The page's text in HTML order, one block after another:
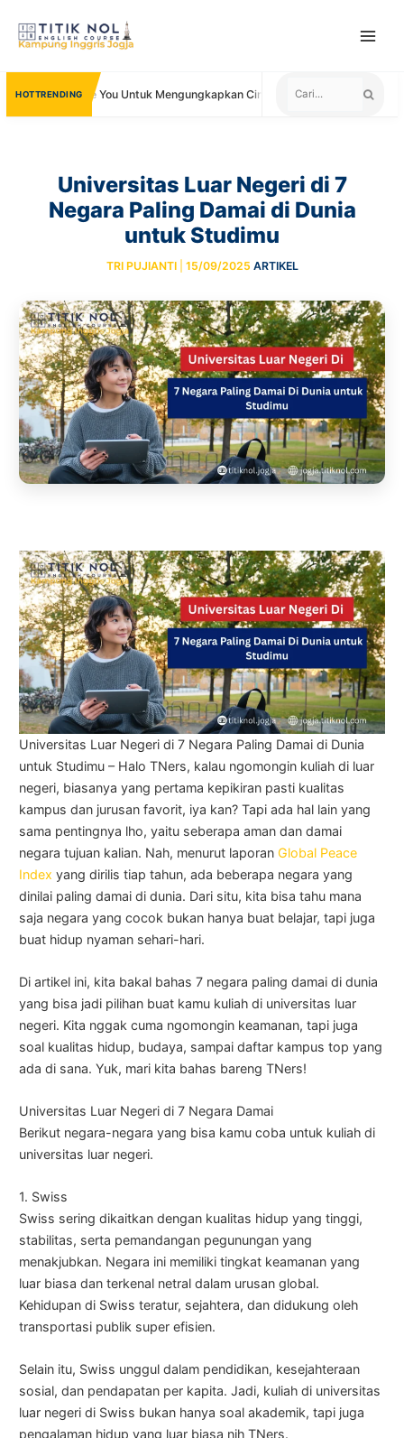
content
TRENDING
I Love You Untuk Mengungkapkan Cinta Negara yang
Universitas Luar Negeri di 7
Negara Paling Damai di Dunia
untuk Studimu
TRI PUJIANTI| 15/09/2025 ARTIKEL
Universitas Luar Negeri di 7 Negara Paling Damai di Dunia
untuk Studimu – Halo TNers, kalau ngomongin kuliah di luar
negeri, biasanya yang pertama kepikiran pasti kualitas
kampus dan jurusan favorit, iya kan? Tapi ada hal lain yang
sama pentingnya lho, yaitu seberapa aman dan damai
negara tujuan kalian. Nah, menurut laporanGlobal Peace
Index yang dirilis tiap tahun, ada beberapa negara yang
dinilai paling damai di dunia. Dari situ, kita bisa tahu mana
saja negara yang cocok bukan hanya buat belajar, tapi juga
buat hidup nyaman sehari-hari.
Di artikel ini, kita bakal bahas 7 negara paling damai di dunia
yang bisa jadi pilihan buat kamu kuliah di universitas luar
negeri. Kita nggak cuma ngomongin keamanan, tapi juga
soal kualitas hidup, budaya, sampai daftar kampus top yang
ada di sana. Yuk, mari kita bahas bareng TNers!
Universitas Luar Negeri di 7 Negara Damai
Berikut negara-negara yang bisa kamu coba untuk kuliah di
universitas luar negeri.
1. Swiss
Swiss sering dikaitkan dengan kualitas hidup yang tinggi,
stabilitas, serta pemandangan pegunungan yang
menakjubkan. Negara ini memiliki tingkat keamanan yang
luar biasa dan terkenal netral dalam urusan global.
Kehidupan di Swiss teratur, sejahtera, dan didukung oleh
transportasi publik super efisien.
Selain itu, Swiss unggul dalam pendidikan, kesejahteraan
sosial, dan pendapatan per kapita. Jadi, kuliah di universitas
luar negeri di Swiss bukan hanya soal akademik, tapi juga
pengalaman hidup yang luar biasa nih TNers.